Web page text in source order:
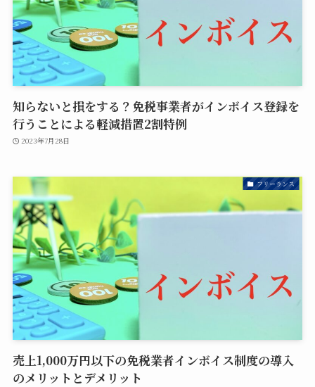
知らないと損をする？免税事業者がインボイス登録を
行うことによる軽減措置2割特例
2023年7月28日
フリーランス
売上1,000万円以下の免税業者インボイス制度の導入
のメリットとデメリット